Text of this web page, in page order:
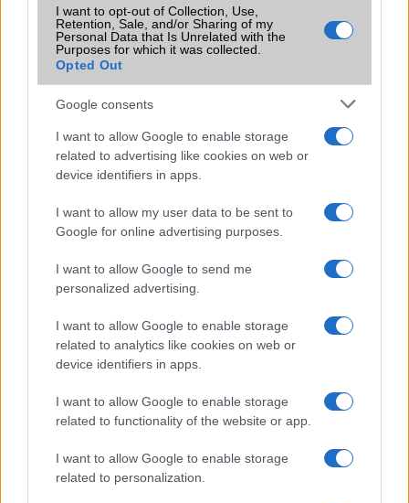
I want to opt-out of Collection, Use,
Retention, Sale, and/or Sharing of my
Personal Data that Is Unrelated with the
Purposes for which it was collected.
Opted Out
Google consents
I want to allow Google to enable storage
related to advertising like cookies on web or
device identifiers in apps.
I want to allow my user data to be sent to
Google for online advertising purposes.
I want to allow Google to send me
personalized advertising.
I want to allow Google to enable storage
related to analytics like cookies on web or
device identifiers in apps.
I want to allow Google to enable storage
related to functionality of the website or app.
I want to allow Google to enable storage
related to personalization.
Ez lenne a Google Nexus 8?
Olcsó lesz a Motorola Moto G
Kémfotókon az LG Nexus 10
Az új iPhone-ok a legkeresettebbek
Folyamatosan leáll a Google appod?
Október 6-án mutatják be a Google Pixel 7 Pro-t, de már
szinte minden kiderült. Mutatjuk!
További hírek
LEGOLVASOTTABBAK
Számos népszerű Samsung Galaxy készülék kimarad a One
UI 9 frissítésből – itt a lista az érintett modellekről
Apple az új csúcsmobilokról